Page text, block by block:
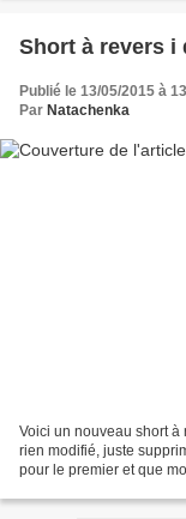
Short à revers i
Publié le 13/05/2015 à
Par Natachenka
Voici un nouveau short
rien modifié, juste
pour le premier et que